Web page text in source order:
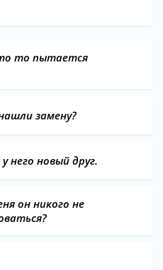
то пытается
замену?
него новый друг.
он никого не